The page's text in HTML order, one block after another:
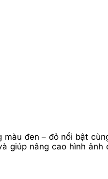
đen – đỏ nổi bật
giúp nâng cao hình ảnh